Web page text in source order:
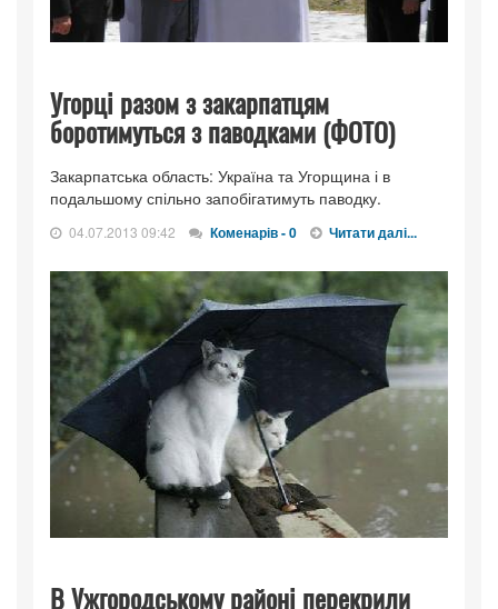
Угорці разом з закарпатцям
боротимуться з паводками (ФОТО)
Закарпатська область: Україна та Угорщина і в
подальшому спільно запобігатимуть паводку.
04.07.2013 09:42 Коменарів - 0 Читати далі...
В Ужгородському районі перекрили